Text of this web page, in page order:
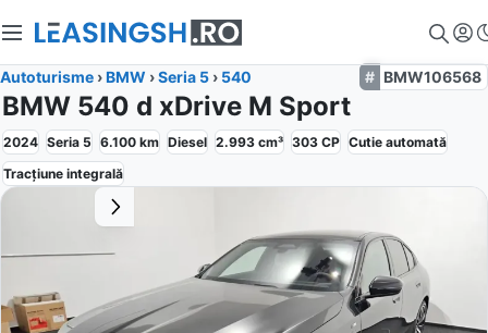
Autoturisme ›BMW ›Seria 5 › 540 BMW106568
BMW 540 d xDrive M Sport
2024 Seria 5 6.100 km Diesel 2.993 cm³ 303 CP Cutie automată
Tracțiune integrală